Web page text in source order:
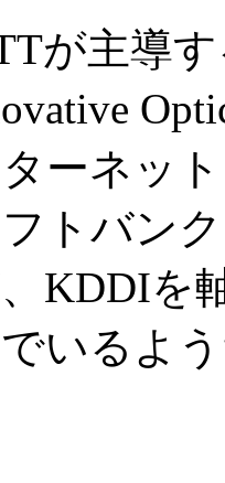
が主導
ーネッ
トバン
KDDIを
いるよ